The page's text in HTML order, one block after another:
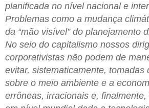
planificada no nível nacional e
Problemas como a mudança
da “mão visível” do planejamento
No seio do capitalismo nossos
corporativistas não podem de
evitar, sistematicamente, tomadas
sobre o meio ambiente e a
errôneas, irracionais e, finalmente,